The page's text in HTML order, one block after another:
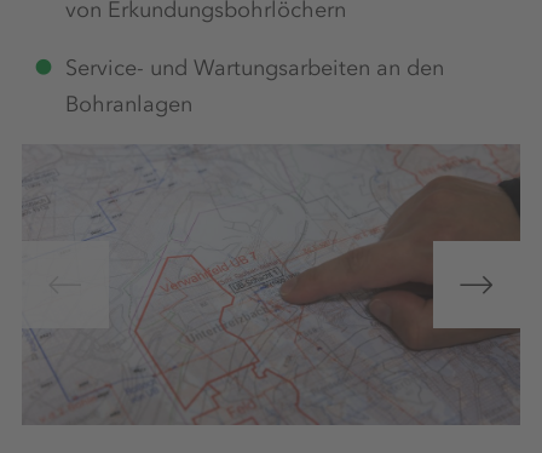
von Erkundungsbohrlöchern
Service- und Wartungsarbeiten an den
Bohranlagen